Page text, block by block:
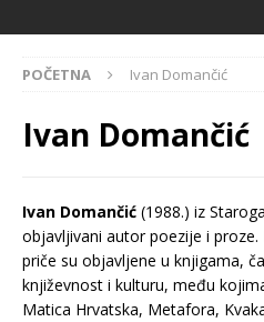
POČETNA Ivan Domančić
Ivan Domančić
Ivan Domančić (1988.) iz
objavljivani autor poezije i
priče su objavljene u knjigama,
književnost i kulturu, među
Matica Hrvatska, Metafora,